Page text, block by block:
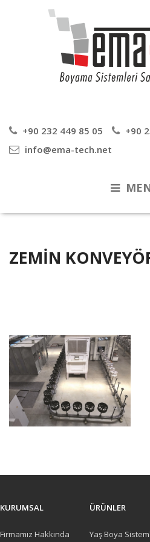
+90 232 449 85 05
+90
info@ema-tech.net
ZEMIN
KURUMSAL
Firmamız Hakkında
ÜRÜNLER
Yaş Boya